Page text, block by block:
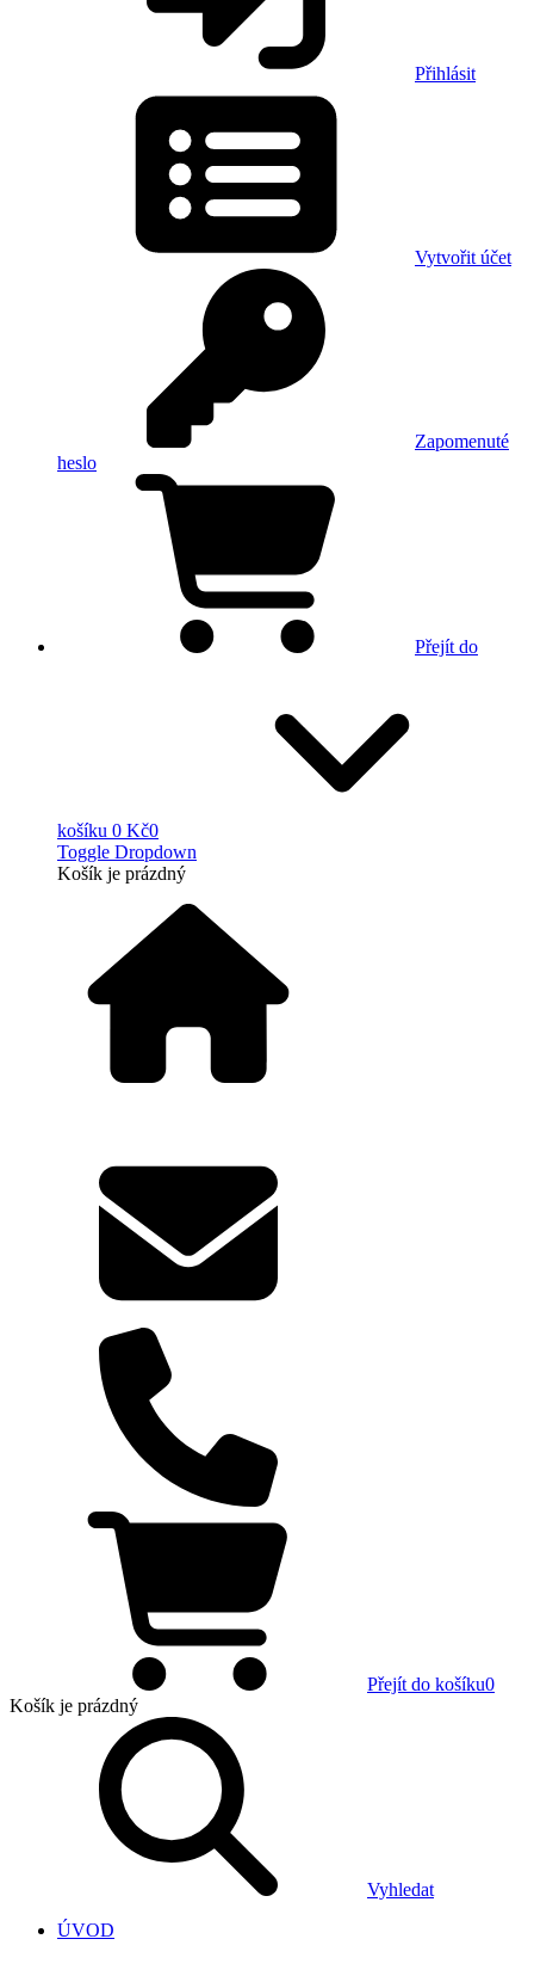
Přihlásit
Vytvořit účet
Zapomenuté
heslo
Přejít do
košíku 0 Kč0
Toggle Dropdown
Košík je prázdný
Přejít do košíku0
Košík je prázdný
Vyhledat
ÚVOD